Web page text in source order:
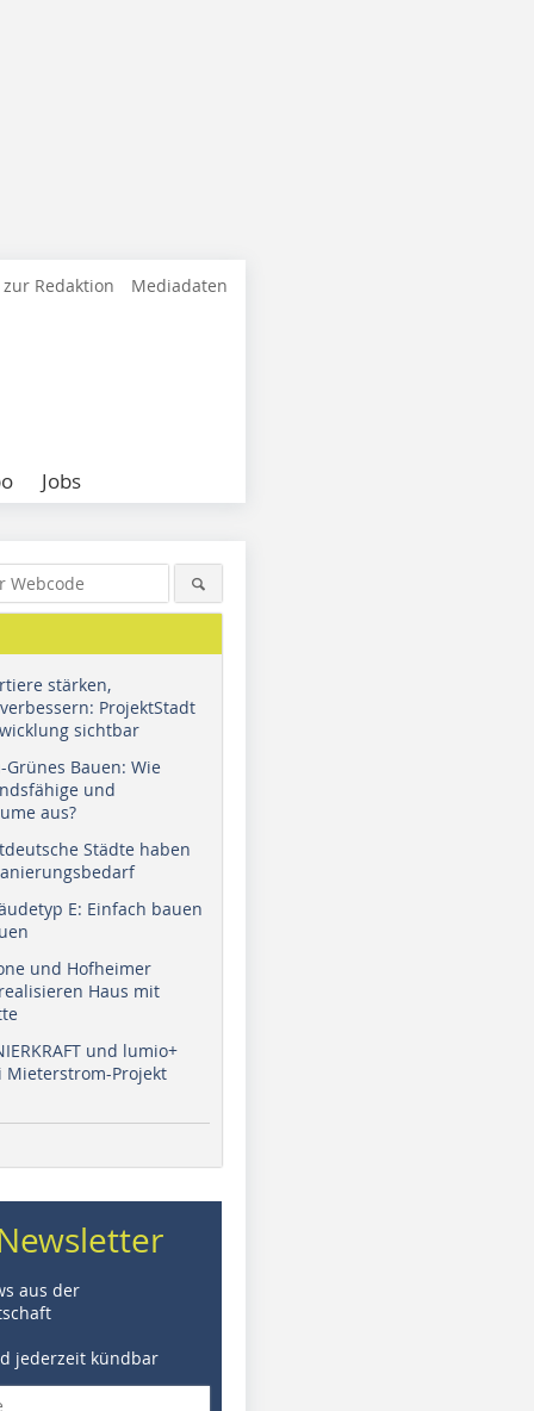
Redaktion Mediadaten
Jobs
Foto: James Hardie Europe
GmbH
stärken,
ProjektStadt
sichtbar
Grünes Bauen: Wie
und
aus?
Städte haben
E: Einfach bauen
und Hofheimer
Haus mit
und lumio+
Mieterstrom-Projekt
aus der
jederzeit kündbar